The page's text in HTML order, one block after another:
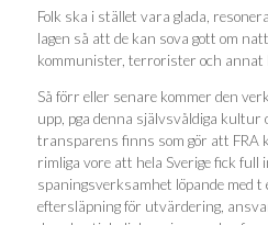
Folk ska i stället vara glada,
lagen så att de kan sova gott om
kommunister, terrorister och
Så förr eller senare kommer den
upp, pga denna självsvåldiga kultur
transparens finns som gör att FRA
rimliga vore att hela Sverige fick full
spaningsverksamhet löpande med
eftersläpning för utvärdering,